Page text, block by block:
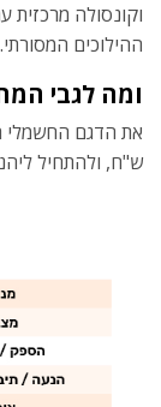
וקונסולה מרכזית
ההילוכים המסורתי.
ומה לגבי
ש"ח, ולהתחיל